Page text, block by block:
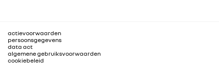
actievoorwaarden
persoonsgegevens
data act
algemene gebruiksvoorwaarden
cookiebeleid